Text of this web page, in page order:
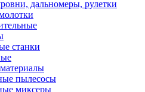
дальномеры, рулетки
станки
пылесосы
миксеры